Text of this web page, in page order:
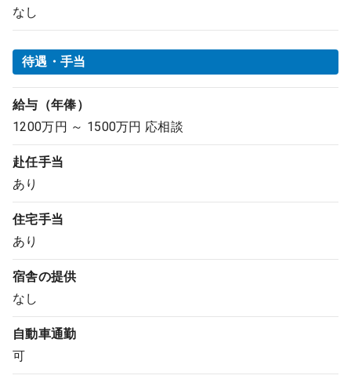
なし
待遇・手当
給与（年俸）
1200万円 ～ 1500万円 応相談
赴任手当
あり
住宅手当
あり
宿舎の提供
なし
自動車通勤
可